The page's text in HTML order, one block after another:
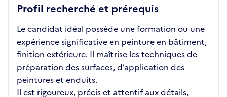
Profil recherché et prérequis
Le candidat idéal possède une formation ou une
expérience significative en peinture en bâtiment,
finition extérieure. Il maîtrise les techniques de
préparation des surfaces, d’application des
peintures et enduits.
Il est rigoureux, précis et attentif aux détails,